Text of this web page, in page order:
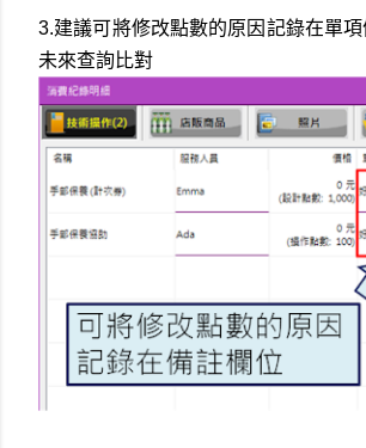
3.建議可將修改點數的原因記錄在單
未來查詢比對